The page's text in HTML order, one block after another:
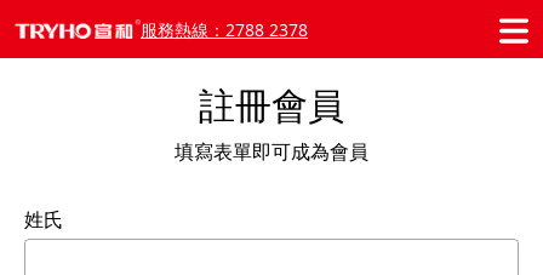
服務熱線：2788 2378
註冊會員
填寫表單即可成為會員
姓氏